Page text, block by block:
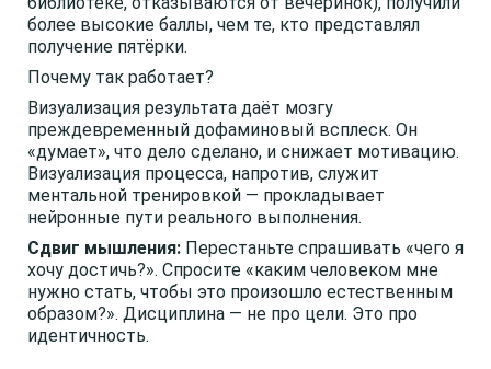
более высокие баллы, чем те, кто представлял
получение пятёрки.
Почему так работает?
Визуализация результата даёт мозгу
преждевременный дофаминовый всплеск. Он
«думает», что дело сделано, и снижает мотивацию.
Визуализация процесса, напротив, служит
ментальной тренировкой — прокладывает
нейронные пути реального выполнения.
Сдвиг мышления: Перестаньте спрашивать «чего я
хочу достичь?». Спросите «каким человеком мне
нужно стать, чтобы это произошло естественным
образом?». Дисциплина — не про цели. Это про
идентичность.